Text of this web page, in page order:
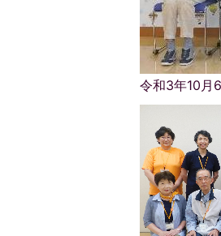
令和3年10月